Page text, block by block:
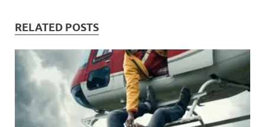
RELATED POSTS